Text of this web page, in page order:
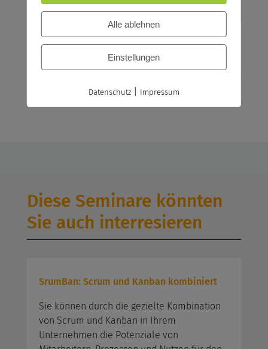
Jetzt anfragen
Diese Seminare könnten
Sie auch interresieren
SrumBan: Scrum und Kanban kombiniert
Sie können durch die gezielte Kombination
von Scrum und Kanban in Ihrem
Unternehmen die Potenziale von
Alle ablehnen
Einstellungen
Datenschutz| Impressum